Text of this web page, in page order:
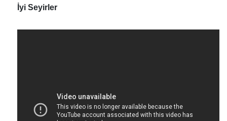
İyi Seyirler